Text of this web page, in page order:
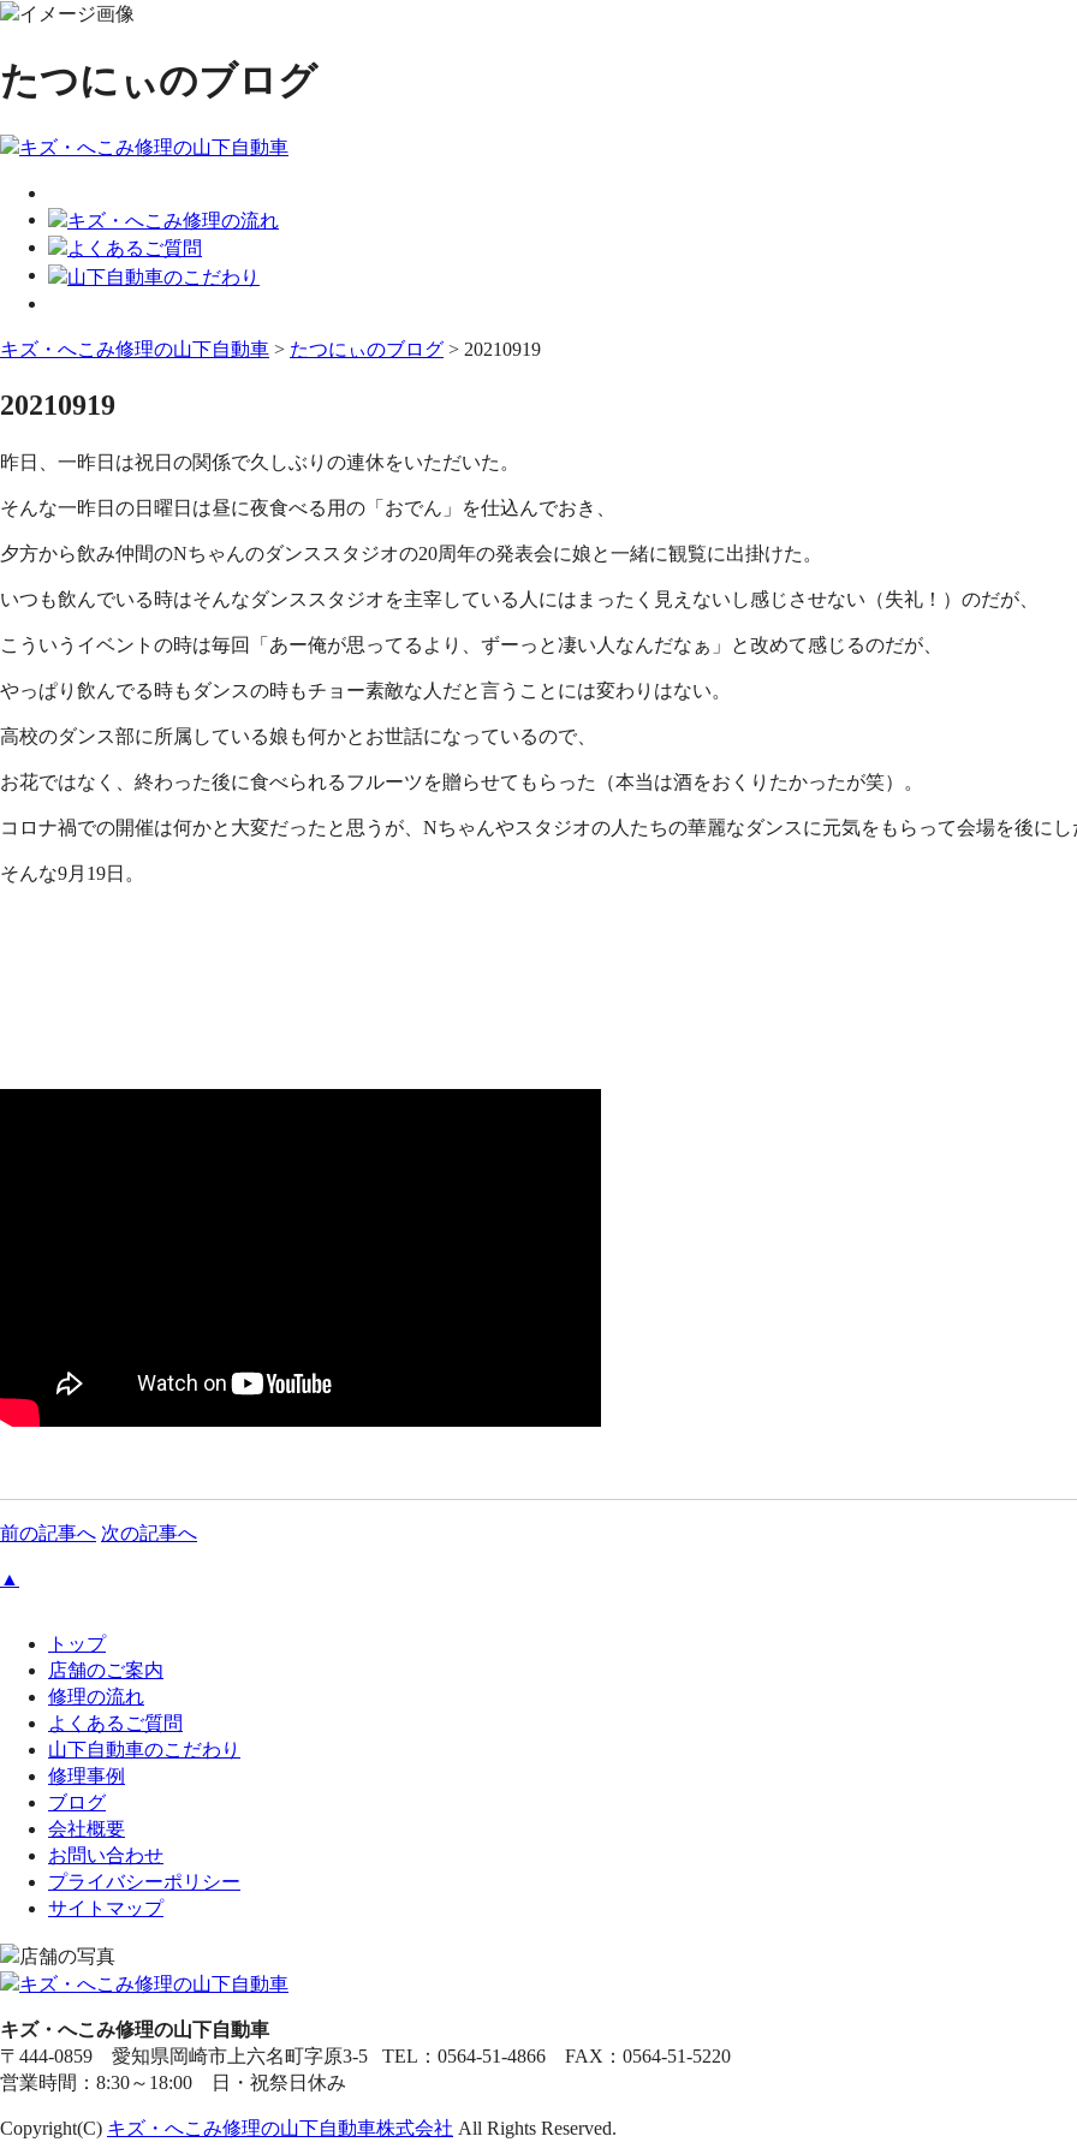
たつにぃのブログ
キズ・へこみ修理の山下自動車 > たつにぃのブログ > 20210919
20210919
昨日、一昨日は祝日の関係で久しぶりの連休をいただいた。
そんな一昨日の日曜日は昼に夜食べる用の「おでん」を仕込んでおき、
夕方から飲み仲間のNちゃんのダンススタジオの20周年の発表会に娘と一緒に観覧に出掛けた。
いつも飲んでいる時はそんなダンススタジオを主宰している人にはまったく見えないし感じさせない（失礼！）のだが、
こういうイベントの時は毎回「あー俺が思ってるより、ずーっと凄い人なんだなぁ」と改めて感じるのだが、
やっぱり飲んでる時もダンスの時もチョー素敵な人だと言うことには変わりはない。
高校のダンス部に所属している娘も何かとお世話になっているので、
お花ではなく、終わった後に食べられるフルーツを贈らせてもらった（本当は酒をおくりたかったが笑）。
コロナ禍での開催は何かと大変だったと思うが、Nちゃんやスタジオの人たちの華麗なダンスに元気をもらって会場を後にし
そんな9月19日。
前の記事へ 次の記事へ
▲
トップ
店舗のご案内
修理の流れ
よくあるご質問
山下自動車のこだわり
修理事例
ブログ
会社概要
お問い合わせ
プライバシーポリシー
サイトマップ
キズ・へこみ修理の山下自動車
〒444-0859 愛知県岡崎市上六名町字原3-5 TEL：0564-51-4866 FAX：0564-51-5220
営業時間：8:30～18:00 日・祝祭日休み
Copyright(C) キズ・へこみ修理の山下自動車株式会社 All Rights Reserved.